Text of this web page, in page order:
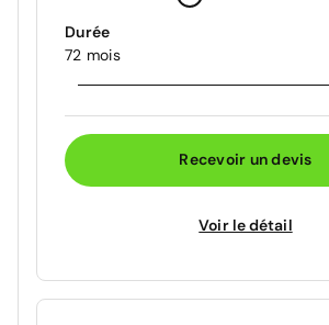
Durée
72 mois
Recevoir un devis
Voir le détail